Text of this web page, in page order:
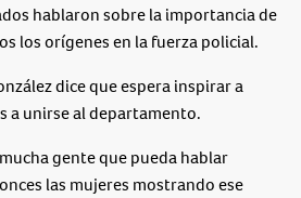
hablaron sobre la importancia de
los orígenes en la fuerza policial.
dice que espera inspirar a
a unirse al departamento.
gente que pueda hablar
las mujeres mostrando ese